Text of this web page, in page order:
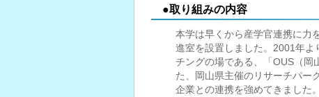
●取り組みの内容
本学は早くから産学官連携に力
進室を設置しました。2001年よ
チングの場である、「OUS（岡
た、岡山県主催のリサーチパー
企業との連携を強めてきました